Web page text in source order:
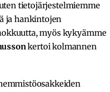
tietojärjestelmiemme
ja hankintojen
myös kykyämme
kertoi kolmannen